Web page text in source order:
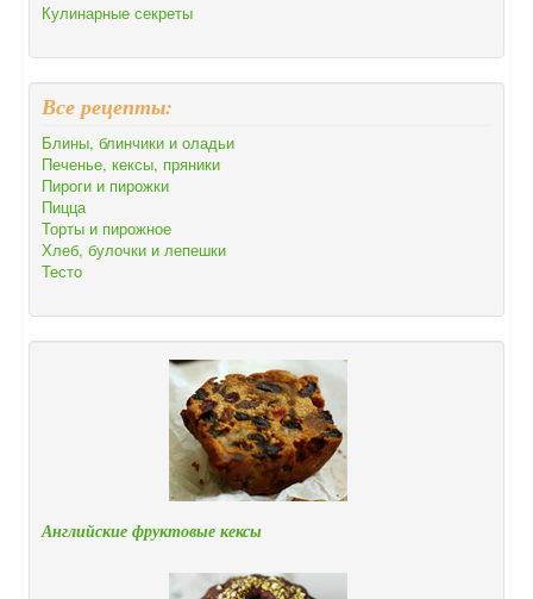
Кулинарные секреты
Все рецепты:
Блины, блинчики и оладьи
Печенье, кексы, пряники
Пироги и пирожки
Пицца
Торты и пирожное
Хлеб, булочки и лепешки
Тесто
Английские фруктовые кексы